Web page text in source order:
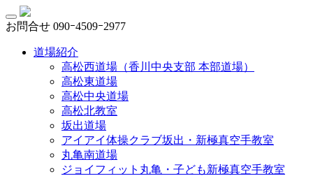
お問合せ 090ｰ4509ｰ2977
道場紹介
高松西道場（香川中央支部 本部道場）
高松東道場
高松中央道場
高松北教室
坂出道場
アイアイ体操クラブ坂出・新極真空手教室
丸亀南道場
ジョイフィット丸亀・子ども新極真空手教室